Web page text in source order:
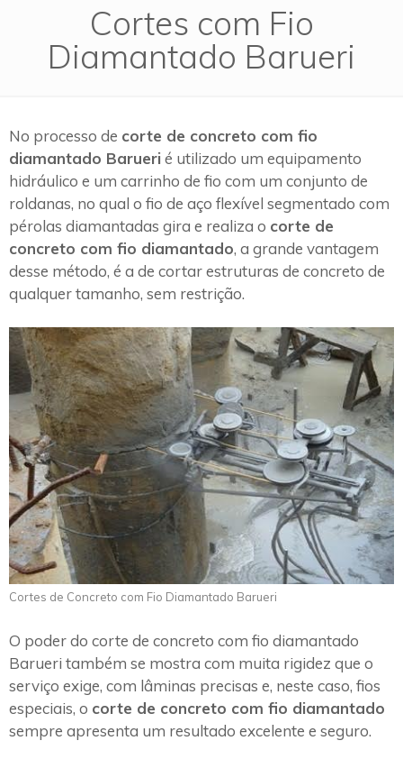
Cortes com Fio
Diamantado Barueri
No processo de corte de concreto com fio
diamantado Barueri é utilizado um equipamento
hidráulico e um carrinho de fio com um conjunto de
roldanas, no qual o fio de aço flexível segmentado com
pérolas diamantadas gira e realiza o corte de
concreto com fio diamantado, a grande vantagem
desse método, é a de cortar estruturas de concreto de
qualquer tamanho, sem restrição.
Cortes de Concreto com Fio Diamantado Barueri
O poder do corte de concreto com fio diamantado
Barueri também se mostra com muita rigidez que o
serviço exige, com lâminas precisas e, neste caso, fios
especiais, o corte de concreto com fio diamantado
sempre apresenta um resultado excelente e seguro.